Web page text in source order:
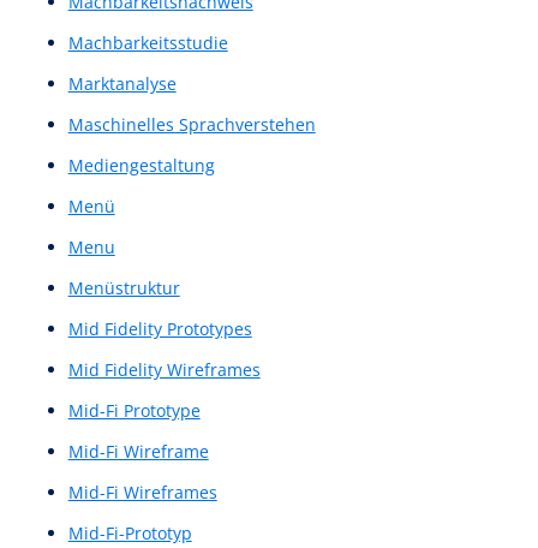
Kontextanalysen
Kontextbetrachtung
Konzeptnachweis
Kundenbindungs-Score
Kundenloyalitäts-Score
Kundenreise
Kundenumfrage
Kundenumfragen
Kundenzufriedenheitskennzahl